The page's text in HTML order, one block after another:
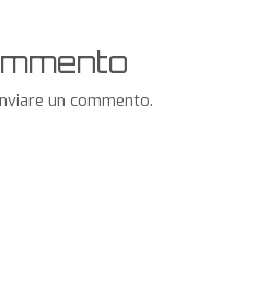
un commento.